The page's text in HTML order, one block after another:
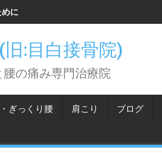
に知っておいてほしいこと。
旧:目白接骨院)
の痛み専門治療院
ぎっくり腰 肩こり ブログ